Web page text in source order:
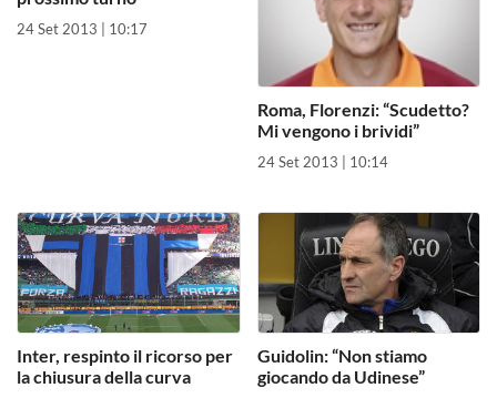
24 Set 2013 | 10:17
Roma, Florenzi: “Scudetto?
Mi vengono i brividi”
24 Set 2013 | 10:14
Inter, respinto il ricorso per
la chiusura della curva
Guidolin: “Non stiamo
giocando da Udinese”